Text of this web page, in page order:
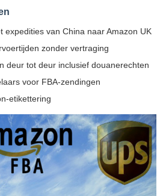
expedities van China naar Amazon UK
zonder vertraging
deur tot deur inclusief douanerechten
voor FBA-zendingen
etikettering